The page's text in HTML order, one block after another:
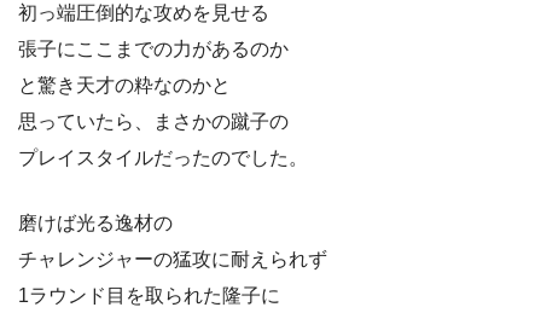
初っ端圧倒的な攻めを見せる
張子にここまでの力があるのか
と驚き天才の粋なのかと
思っていたら、まさかの蹴子の
プレイスタイルだったのでした。
磨けば光る逸材の
チャレンジャーの猛攻に耐えられず
1ラウンド目を取られた隆子に